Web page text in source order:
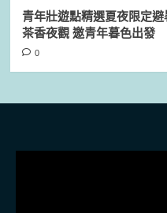
青年壯遊點精選夏夜限定
茶香夜觀 邀青年暮色出發
0